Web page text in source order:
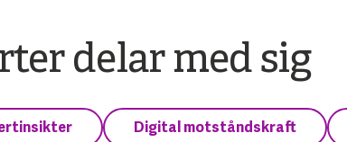
delar med sig
Digital motståndskraft